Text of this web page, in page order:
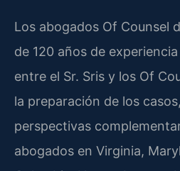
Los abogados Of Counsel
de 120 años de
entre el Sr. Sris y los Of
la preparación de los
perspectivas
abogados en Virginia,